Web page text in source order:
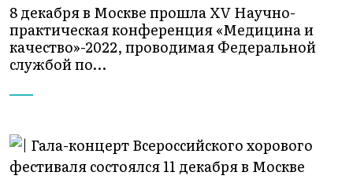
8 декабря в Москве прошла XV Научно-
практическая конференция «Медицина и
качество»-2022, проводимая Федеральной
службой по…